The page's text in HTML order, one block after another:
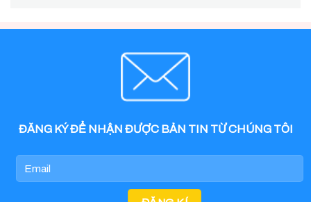
ĐĂNG KÝ ĐỂ NHẬN ĐƯỢC BẢN TIN TỪ CHÚNG TÔI